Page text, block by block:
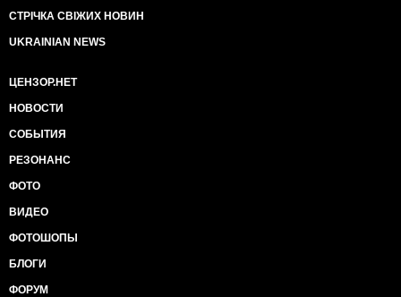
СТРІЧКА СВІЖИХ НОВИН
UKRAINIAN NEWS
ЦЕНЗОР.НЕТ
НОВОСТИ
СОБЫТИЯ
РЕЗОНАНС
ФОТО
ВИДЕО
ФОТОШОПЫ
БЛОГИ
ФОРУМ